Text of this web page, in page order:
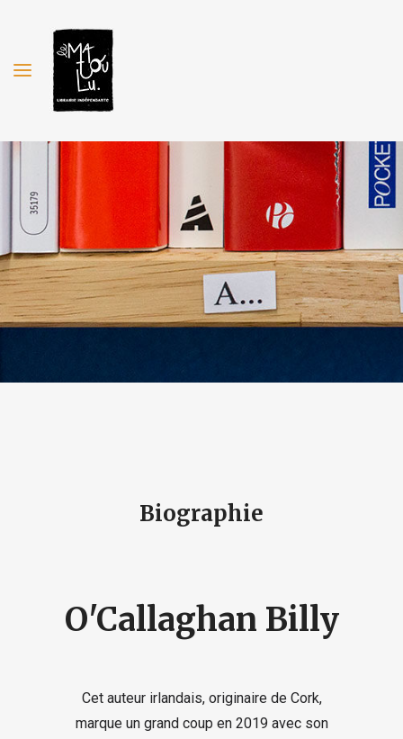
Biographie
O'Callaghan Billy
Cet auteur irlandais, originaire de Cork,
marque un grand coup en 2019 avec son